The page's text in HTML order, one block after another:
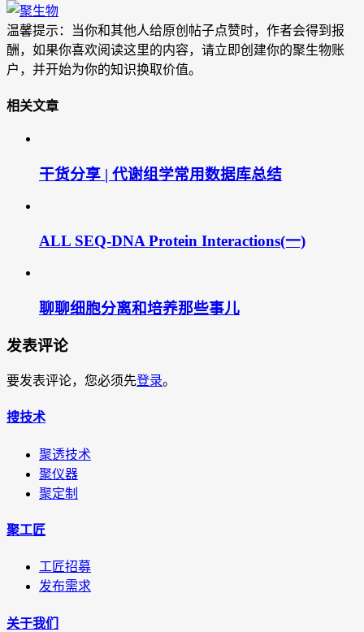
温馨提示：当你和其他人给原创帖子点赞时，作者会得到报
酬，如果你喜欢阅读这里的内容，请立即创建你的聚生物账
户，并开始为你的知识换取价值。
相关文章
干货分享 | 代谢组学常用数据库总结
ALL SEQ-DNA Protein Interactions(一)
聊聊细胞分离和培养那些事儿
发表评论
要发表评论，您必须先登录。
搜技术
聚透技术
聚仪器
聚定制
聚工匠
工匠招募
发布需求
关于我们